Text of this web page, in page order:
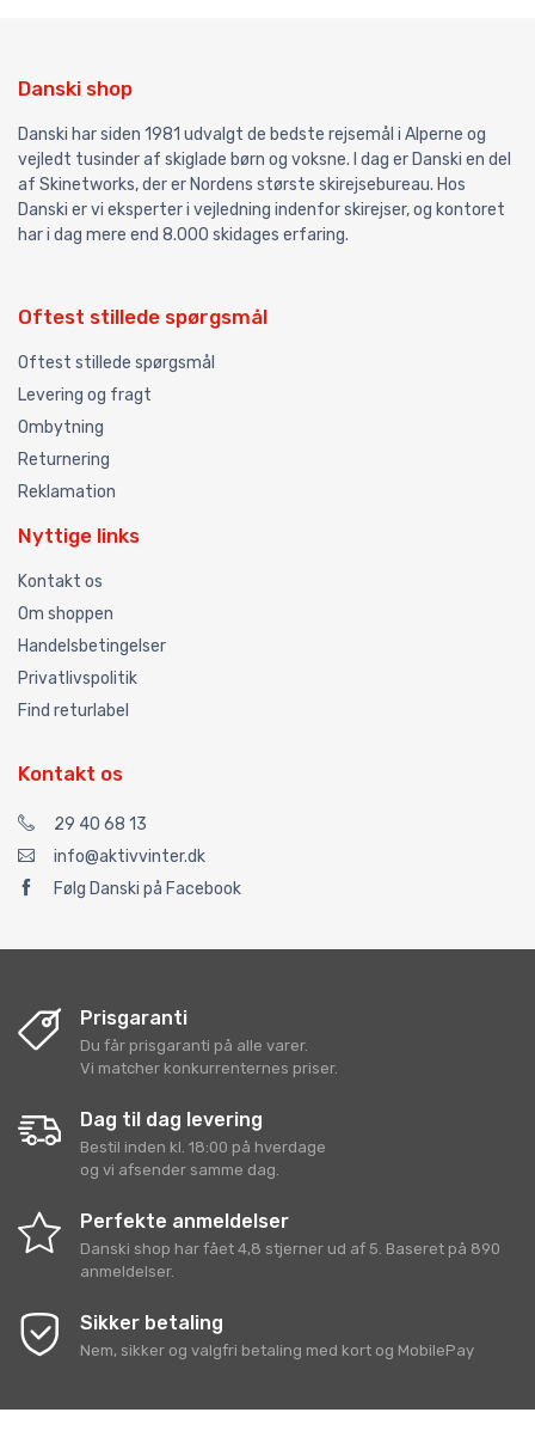
Danski shop
Danski har siden 1981 udvalgt de bedste rejsemål i Alperne og
vejledt tusinder af skiglade børn og voksne. I dag er Danski en del
af Skinetworks, der er Nordens største skirejsebureau. Hos
Danski er vi eksperter i vejledning indenfor skirejser, og kontoret
har i dag mere end 8.000 skidages erfaring.
Oftest stillede spørgsmål
Oftest stillede spørgsmål
Levering og fragt
Ombytning
Returnering
Reklamation
Nyttige links
Kontakt os
Om shoppen
Handelsbetingelser
Privatlivspolitik
Find returlabel
Kontakt os
29 40 68 13
info@aktivvinter.dk
Følg Danski på Facebook
Prisgaranti
Du får prisgaranti på alle varer.
Vi matcher konkurrenternes priser.
Dag til dag levering
Bestil inden kl. 18:00 på hverdage
og vi afsender samme dag.
Perfekte anmeldelser
Danski shop har fået 4,8 stjerner ud af 5. Baseret på 890
anmeldelser.
Sikker betaling
Nem, sikker og valgfri betaling med kort og MobilePay